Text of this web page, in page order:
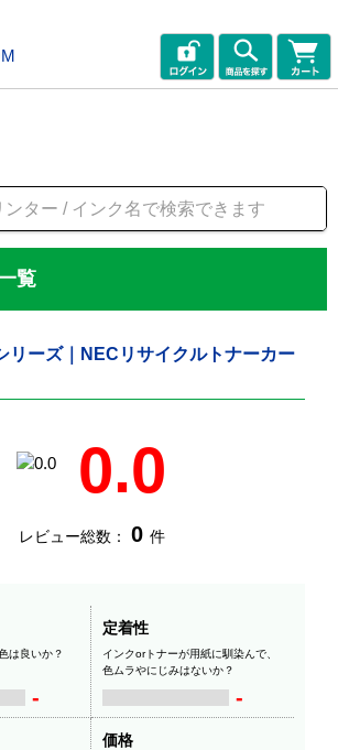
覧
リーズ｜NECリサイクルトナーカー
0.0
レビュー総数： 0 件
は良いか？
-
定着性
インクorトナーが用紙に馴染んで、
色ムラやにじみはないか？
-
価格